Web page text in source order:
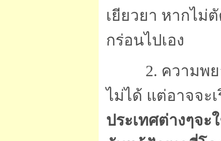
เยียวยา หากไม่
กร่อนไปเอง
2. ความพยา
ไม่ได้ แต่อาจจะ
ประเทศต่างๆจะ